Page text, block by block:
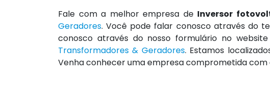
Fale com a melhor empresa de Inversor
Geradores. Você pode falar conosco através do
conosco através do nosso formulário no
Transformadores & Geradores. Estamos
Venha conhecer uma empresa comprometida com